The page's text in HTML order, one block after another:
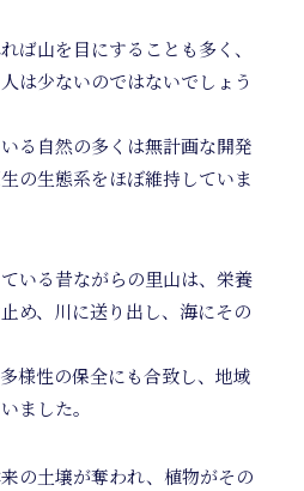
ば山を目にすることも多く、
は少ないのではないでしょう
る自然の多くは無計画な開発
の生態系をほぼ維持していま
いる昔ながらの里山は、栄養
め、川に送り出し、海にその
様性の保全にも合致し、地域
ました。
の土壌が奪われ、植物がその